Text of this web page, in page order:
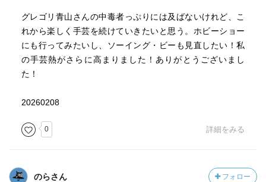
グレゴリ青山さんの中毒者っぷりには及ばないけれど、こ
れから楽しく手芸を続けていきたいと思う。ホビーショー
にも行ってみたいし、ソーイング・ビーも見直したい！私
の手芸熱がさらに高まりました！ありがとうございまし
た！
20260208
0 詳細をみる
のらさん フォロー